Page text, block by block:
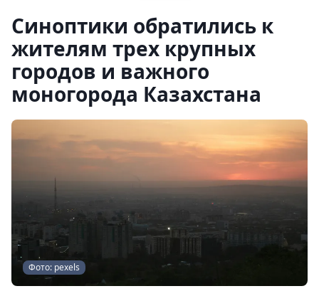
Синоптики обратились к
жителям трех крупных
городов и важного
моногорода Казахстана
Фото: pexels